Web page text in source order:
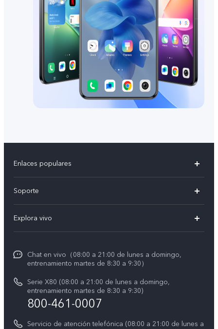
Enlaces populares
V60 Lite 5G
Y29
Soporte
Funtouch OS
Centro de servicio
Consulta el Precio de los Repuestos
Manual de usuario
Explora vivo
La vida en vivo
Acerca de nosotros
Avisos legales
Chat en vivo（08:00 a 21:00 de lunes a domingo,
entrenamiento martes de 8:30 a 9:30）
Serie X80 (08:00 a 21:00 de lunes a domingo,
entrenamiento martes de 8:30 a 9:30)
800-461-0007
Servicio de atención telefónica (08:00 a 21:00 de lunes a